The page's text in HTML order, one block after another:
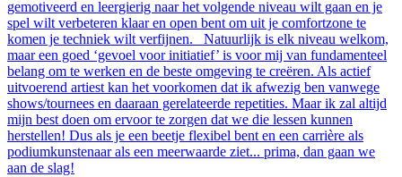
gemotiveerd en leergierig naar het volgende niveau wilt gaan en je
spel wilt verbeteren klaar en open bent om uit je comfortzone te
komen je techniek wilt verfijnen. Natuurlijk is elk niveau welkom,
maar een goed ‘gevoel voor initiatief’ is voor mij van fundamenteel
belang om te werken en de beste omgeving te creëren. Als actief
uitvoerend artiest kan het voorkomen dat ik afwezig ben vanwege
shows/tournees en daaraan gerelateerde repetities. Maar ik zal altijd
mijn best doen om ervoor te zorgen dat we die lessen kunnen
herstellen! Dus als je een beetje flexibel bent en een carrière als
podiumkunstenaar als een meerwaarde ziet... prima, dan gaan we
aan de slag!